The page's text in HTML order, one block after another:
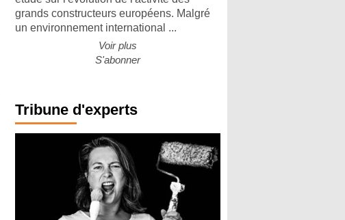
grands constructeurs européens. Malgré
un environnement international ...
Voir plus
S'abonner
Tribune d'experts